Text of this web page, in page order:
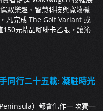
馭樂趣、智慧科技與寬敞機
凡完成 The Golf Variant 或
元精品咖啡卡乙張，讓沁
同行二十五載: 凝駐時光
）都會化作一 次獨一